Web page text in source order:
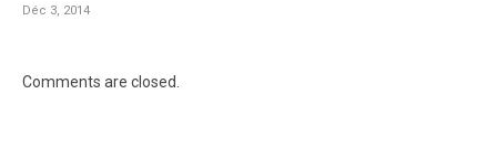
Déc 3, 2014
Comments are closed.